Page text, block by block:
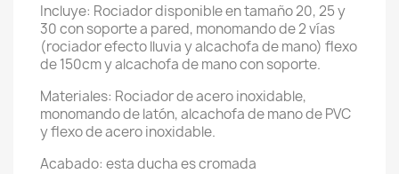
Incluye: Rociador disponible en tamaño 20, 25 y
30 con soporte a pared, monomando de 2 vías
(rociador efecto lluvia y alcachofa de mano) flexo
de 150cm y alcachofa de mano con soporte.
Materiales: Rociador de acero inoxidable,
monomando de latón, alcachofa de mano de PVC
y flexo de acero inoxidable.
Acabado: esta ducha es cromada